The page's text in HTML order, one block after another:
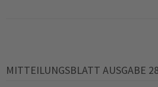
MITTEILUNGSBLATT AUSGABE